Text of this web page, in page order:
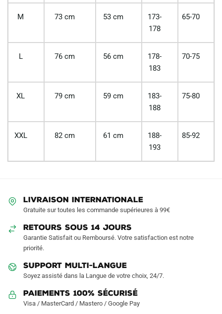
M 73 cm 53 cm
173-
178
65-70
L 76 cm 56 cm
178-
183
70-75
XL 79 cm 59 cm
183-
188
75-80
XXL 82 cm 61 cm
188-
193
85-92
LIVRAISON INTERNATIONALE
Gratuite sur toutes les commande supérieures à 99€
RETOURS SOUS 14 JOURS
Garantie Satisfait ou Remboursé. Votre satisfaction est notre
priorité.
SUPPORT MULTI-LANGUE
Soyez assisté dans la Langue de votre choix, 24/7.
Paiements 100% Sécurisé
Visa / MasterCard / Mastero / Google Pay